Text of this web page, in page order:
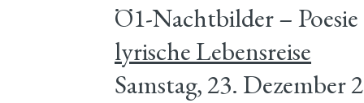
Ö1-Nachtbilder –
lyrische Lebensreise
Samstag, 23. Dezember